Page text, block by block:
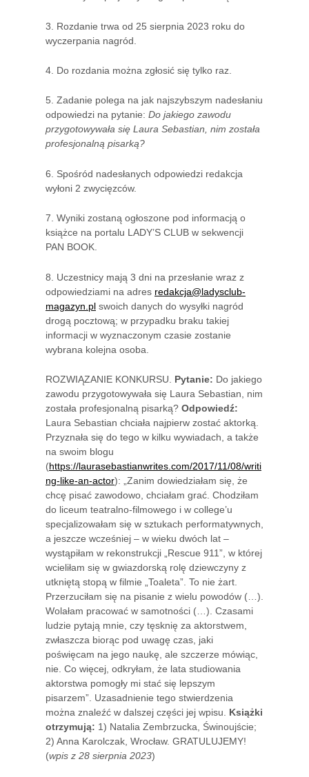
3. Rozdanie trwa od 25 sierpnia 2023 roku do
wyczerpania nagród.
4. Do rozdania można zgłosić się tylko raz.
5. Zadanie polega na jak najszybszym nadesłaniu
odpowiedzi na pytanie: Do jakiego zawodu
przygotowywała się Laura Sebastian, nim została
profesjonalną pisarką?
6. Spośród nadesłanych odpowiedzi redakcja
wyłoni 2 zwycięzców.
7. Wyniki zostaną ogłoszone pod informacją o
książce na portalu LADY’S CLUB w sekwencji
PAN BOOK.
8. Uczestnicy mają 3 dni na przesłanie wraz z
odpowiedziami na adres redakcja@ladysclub-
magazyn.pl swoich danych do wysyłki nagród
drogą pocztową; w przypadku braku takiej
informacji w wyznaczonym czasie zostanie
wybrana kolejna osoba.
ROZWIĄZANIE KONKURSU. Pytanie: Do jakiego
zawodu przygotowywała się Laura Sebastian, nim
została profesjonalną pisarką? Odpowiedź:
Laura Sebastian chciała najpierw zostać aktorką.
Przyznała się do tego w kilku wywiadach, a także
na swoim blogu
(https://laurasebastianwrites.com/2017/11/08/writi
ng-like-an-actor): „Zanim dowiedziałam się, że
chcę pisać zawodowo, chciałam grać. Chodziłam
do liceum teatralno-filmowego i w college’u
specjalizowałam się w sztukach performatywnych,
a jeszcze wcześniej – w wieku dwóch lat –
wystąpiłam w rekonstrukcji „Rescue 911”, w której
wcieliłam się w gwiazdorską rolę dziewczyny z
utkniętą stopą w filmie „Toaleta”. To nie żart.
Przerzuciłam się na pisanie z wielu powodów (…).
Wolałam pracować w samotności (…). Czasami
ludzie pytają mnie, czy tęsknię za aktorstwem,
zwłaszcza biorąc pod uwagę czas, jaki
poświęcam na jego naukę, ale szczerze mówiąc,
nie. Co więcej, odkryłam, że lata studiowania
aktorstwa pomogły mi stać się lepszym
pisarzem”. Uzasadnienie tego stwierdzenia
można znaleźć w dalszej części jej wpisu. Książki
otrzymują: 1) Natalia Zembrzucka, Świnoujście;
2) Anna Karolczak, Wrocław. GRATULUJEMY!
(wpis z 28 sierpnia 2023)